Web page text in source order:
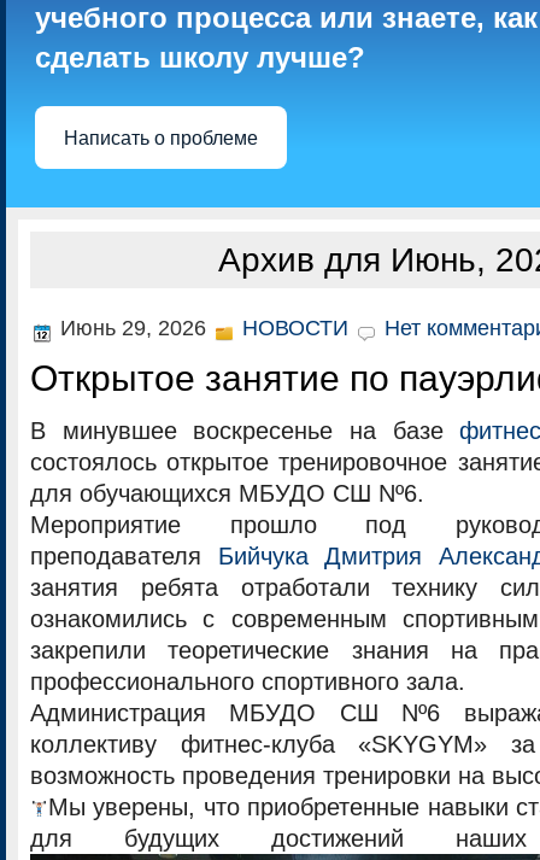
учебного процесса или знаете, как
сделать школу лучше?
Написать о проблеме
Архив для Июнь,
Июнь 29, 2026 НОВОСТИ Нет
Открытое занятие по
В минувшее воскресенье на базе
состоялось открытое тренировочное
для обучающихся МБУДО СШ Nº6.
Мероприятие прошло под
преподавателя Бийчука Дмитрия
занятия ребята отработали технику
ознакомились с современным
закрепили теоретические знания на
профессионального спортивного зала.
Администрация МБУДО СШ Nº6
коллективу фитнес-клуба «SKYGYM»
возможность проведения тренировки на
Мы уверены, что приобретенные навыки
для будущих достижений наших